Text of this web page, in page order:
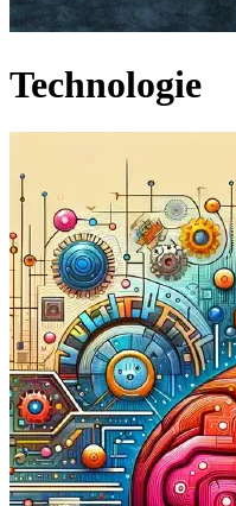
Technologie